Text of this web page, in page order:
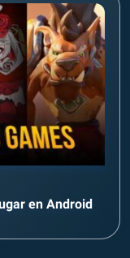
en Android